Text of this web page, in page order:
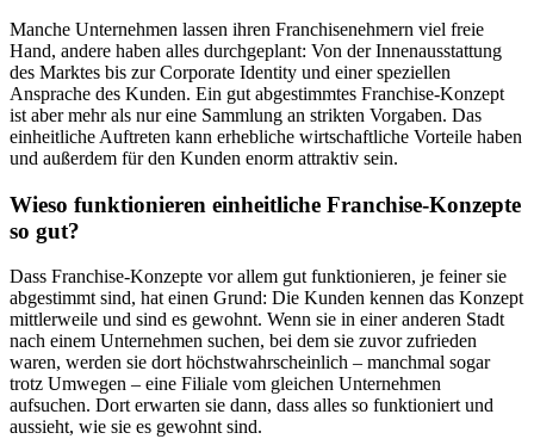
Manche Unternehmen lassen ihren Franchisenehmern viel freie
Hand, andere haben alles durchgeplant: Von der Innenausstattung
des Marktes bis zur Corporate Identity und einer speziellen
Ansprache des Kunden. Ein gut abgestimmtes Franchise-Konzept
ist aber mehr als nur eine Sammlung an strikten Vorgaben. Das
einheitliche Auftreten kann erhebliche wirtschaftliche Vorteile haben
und außerdem für den Kunden enorm attraktiv sein.
Wieso funktionieren einheitliche Franchise-Konzepte
so gut?
Dass Franchise-Konzepte vor allem gut funktionieren, je feiner sie
abgestimmt sind, hat einen Grund: Die Kunden kennen das Konzept
mittlerweile und sind es gewohnt. Wenn sie in einer anderen Stadt
nach einem Unternehmen suchen, bei dem sie zuvor zufrieden
waren, werden sie dort höchstwahrscheinlich – manchmal sogar
trotz Umwegen – eine Filiale vom gleichen Unternehmen
aufsuchen. Dort erwarten sie dann, dass alles so funktioniert und
aussieht, wie sie es gewohnt sind.